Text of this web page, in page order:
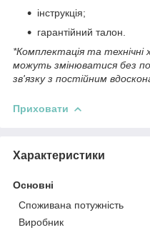
інструкція;
гарантійний талон.
*Комплектація та
можуть змінюватися без
зв'язку з постійним
Приховати
Характеристики
Основні
Споживана потужність
Виробник